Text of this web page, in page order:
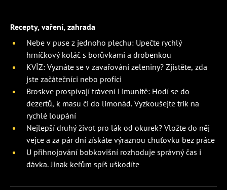
Recepty, vaření, zahrada
Nebe v puse z jednoho plechu: Upečte rychlý
hrníčkový koláč s borůvkami a drobenkou
KVÍZ: Vyznáte se v zavařování zeleniny? Zjistěte, zda
jste začátečníci nebo profíci
Broskve prospívají trávení i imunitě: Hodí se do
dezertů, k masu či do limonád. Vyzkoušejte trik na
rychlé loupání
Nejlepší druhý život pro lák od okurek? Vložte do něj
vejce a za pár dní získáte výraznou chuťovku bez práce
U přihnojování bobkovišní rozhoduje správný čas i
dávka. Jinak keřům spíš uškodíte